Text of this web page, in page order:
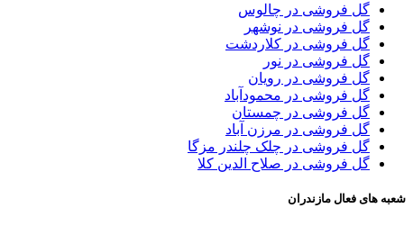
گل فروشی در چالوس
گل فروشی در نوشهر
گل فروشی در کلاردشت
گل فروشی در نور
گل فروشی در رویان
گل فروشی در محمودآباد
گل فروشی در چمستان
گل فروشی در مرزن آباد
گل فروشی در چلک چلندر مزگا
گل فروشی در صلاح الدین کلا
شعبه های فعال مازندران